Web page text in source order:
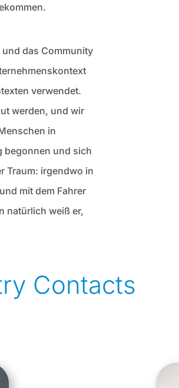
das Community
verwendet.
werden, und wir
in
begonnen und sich
Traum: irgendwo in
mit dem Fahrer
natürlich weiß er,
Contacts